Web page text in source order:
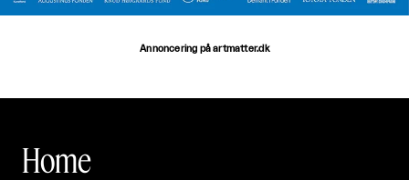
Annoncering på artmatter.dk
Home